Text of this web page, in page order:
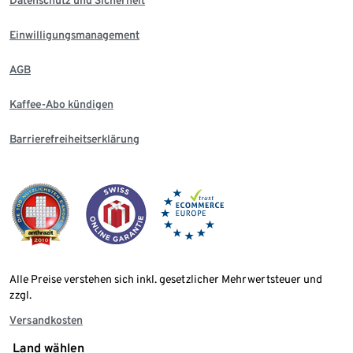
Einwilligungsmanagement
AGB
Kaffee-Abo kündigen
Barrierefreiheitserklärung
Alle Preise verstehen sich inkl. gesetzlicher Mehrwertsteuer und
zzgl.
Versandkosten
Land wählen